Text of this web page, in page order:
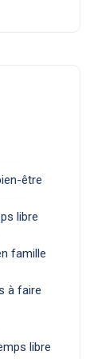
être
libre
famille
à faire
libre